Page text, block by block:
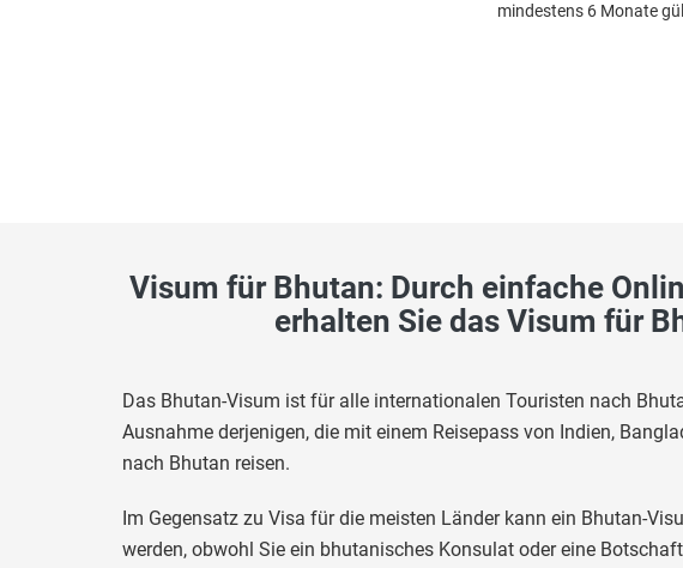
mindestens 6 Monate
Visum für Bhutan: Durch einfache
erhalten Sie das Visum für
Das Bhutan-Visum ist für alle internationalen Touristen nach
Ausnahme derjenigen, die mit einem Reisepass von Indien,
nach Bhutan reisen.
Im Gegensatz zu Visa für die meisten Länder kann ein Bhutan-
werden, obwohl Sie ein bhutanisches Konsulat oder eine